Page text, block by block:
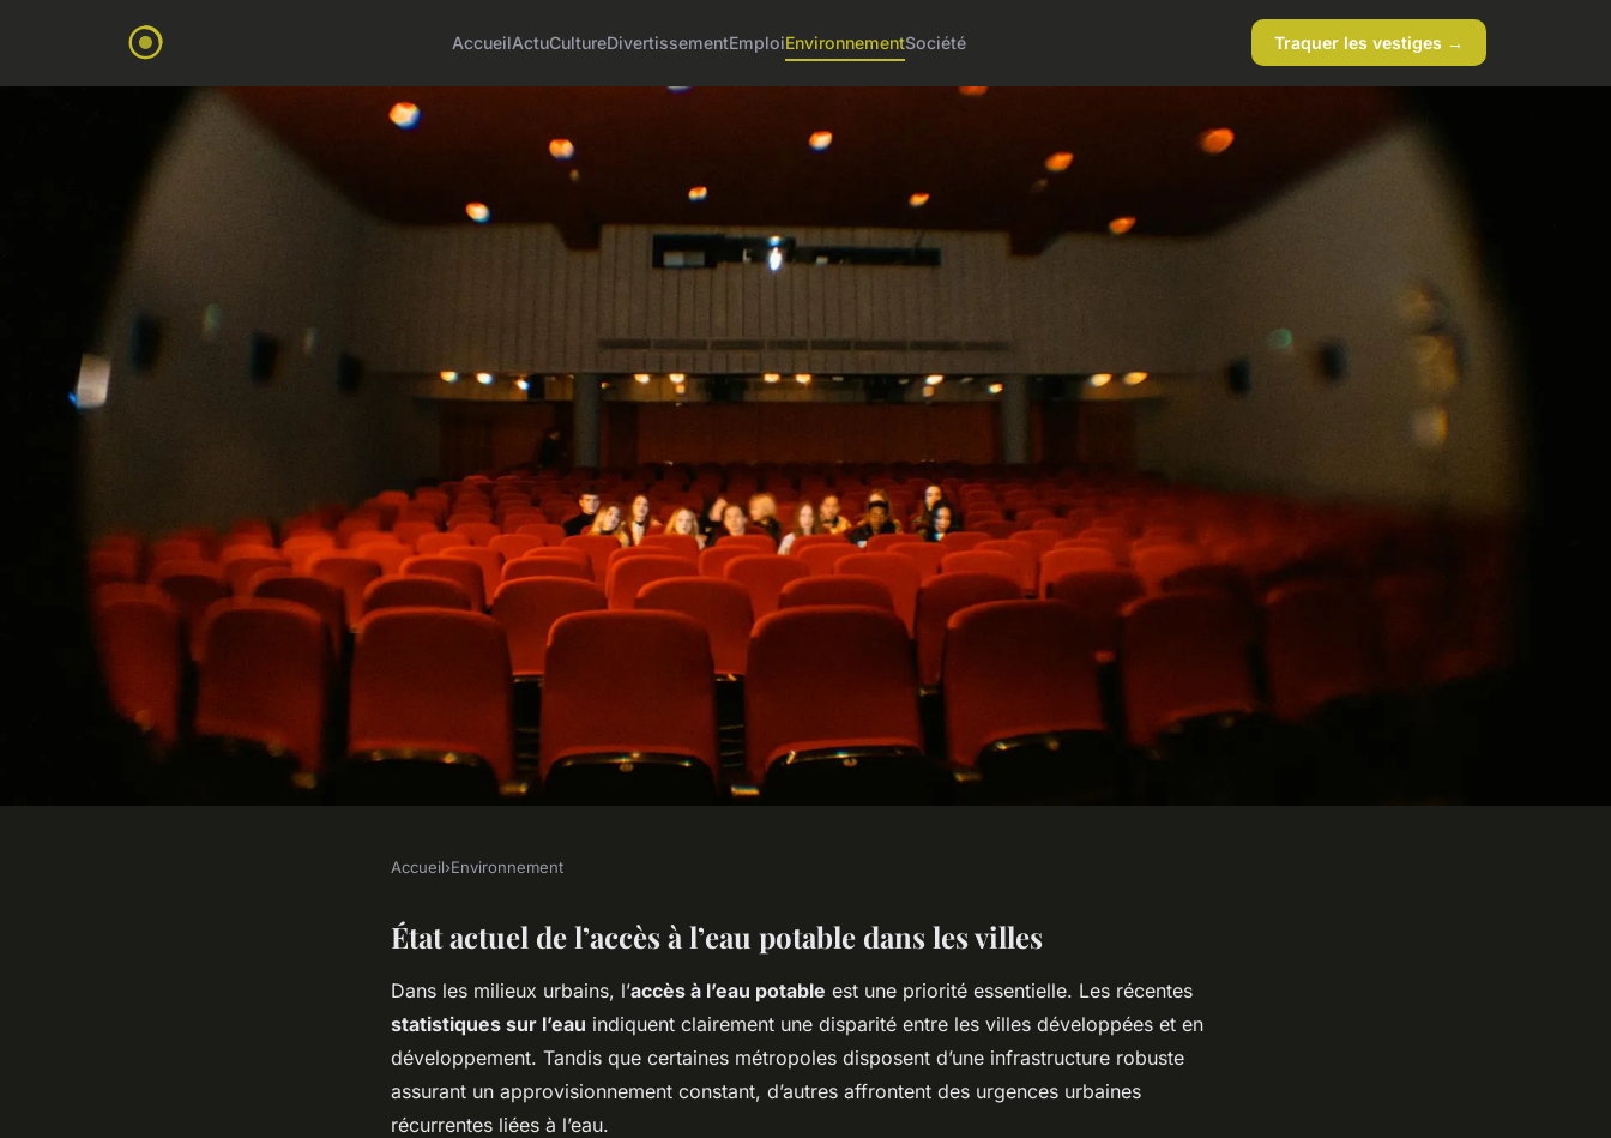
AccueilActuCultureDivertissementEmploiEnvironnementSociété Traquer les vestiges →
Défi Urgent des Villes : Assurer l'Accès
à l'Eau Potable
Accueil›Environnement
État actuel de l’accès à l’eau potable dans les villes
Dans les milieux urbains, l’accès à l’eau potable est une priorité essentielle. Les récentes
statistiques sur l’eau indiquent clairement une disparité entre les villes développées et en
développement. Tandis que certaines métropoles disposent d’une infrastructure robuste
assurant un approvisionnement constant, d’autres affrontent des urgences urbaines
récurrentes liées à l’eau.